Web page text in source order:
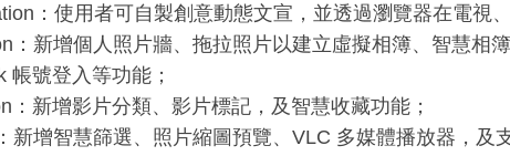
：使用者可自製創意動態文宣，並透過瀏覽器在電視
：新增個人照片牆、拖拉照片以建立虛擬相簿、智慧相
帳號登入等功能；
：新增影片分類、影片標記，及智慧收藏功能；
新增智慧篩選、照片縮圖預覽、VLC 多媒體播放器，及